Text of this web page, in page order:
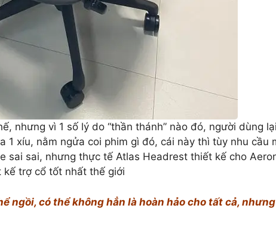
nhưng vì 1 số lý do “thần thánh” nào đó, người dùng lại
1 xíu, nằm ngửa coi phim gì đó, cái này thì tùy nhu cầu
sai sai, nhưng thực tế Atlas Headrest thiết kế cho
trợ cổ tốt nhất thế giới
ngồi, có thể không hẳn là hoàn hảo cho tất cả,